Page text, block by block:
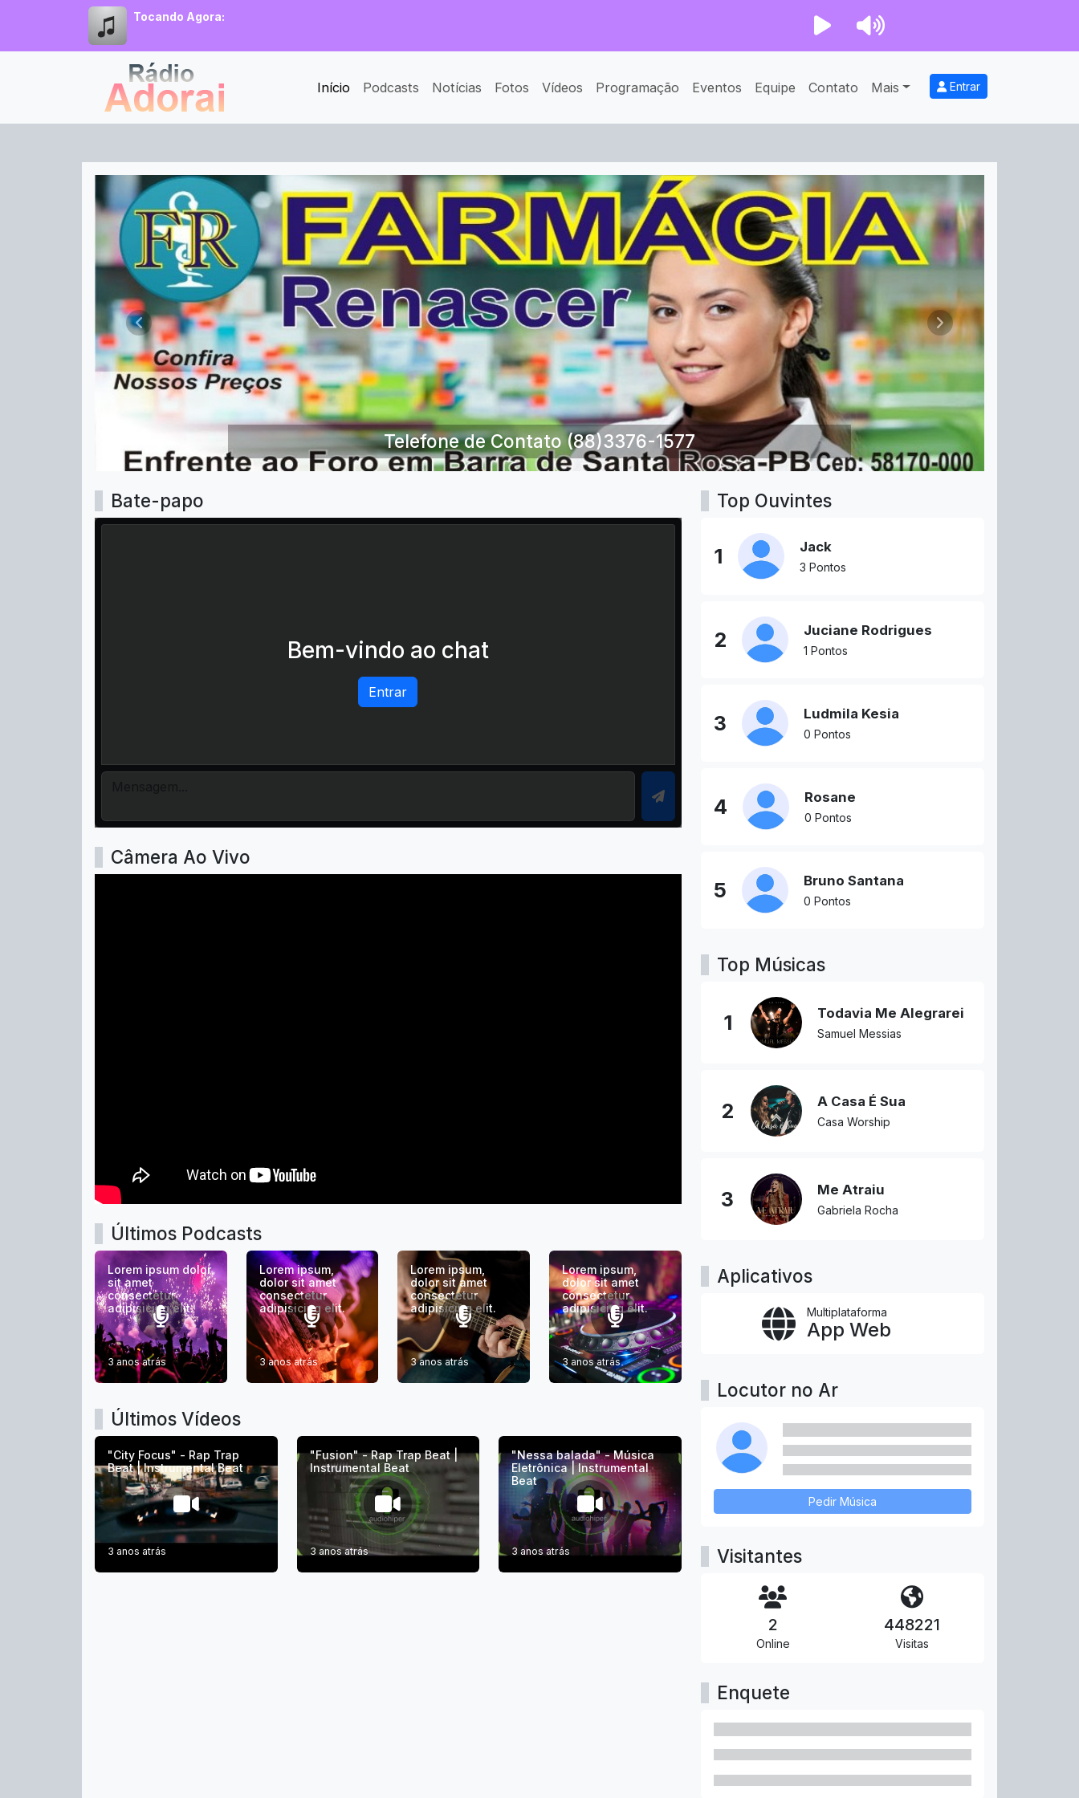
Tocando Agora:
Início Podcasts Notícias Fotos Vídeos Programação Eventos Equipe Contato Mais Entrar
Rádio Adorai
Telefone de Contato (88)3376-1577
Anterior Próximo
Bate-papo
Bem-vindo ao chat
Entrar
Câmera Ao Vivo
Últimos Podcasts
Lorem ipsum dolor
sit amet
consectetur
adipisicing elit.
3 anos atrás
Lorem ipsum,
dolor sit amet
consectetur
adipisicing elit.
3 anos atrás
Lorem ipsum,
dolor sit amet
consectetur
adipisicing elit.
3 anos atrás
Lorem ipsum,
dolor sit amet
consectetur
adipisicing elit.
3 anos atrás
Últimos Vídeos
"City Focus" - Rap Trap
Beat | Instrumental Beat
3 anos atrás
"Fusion" - Rap Trap Beat |
Instrumental Beat
3 anos atrás
"Nessa balada" - Música
Eletrônica | Instrumental
Beat
3 anos atrás
Top Ouvintes
1 Jack
3 Pontos
2 Juciane Rodrigues
1 Pontos
3 Ludmila Kesia
0 Pontos
4 Rosane
0 Pontos
5 Bruno Santana
0 Pontos
Top Músicas
1 Todavia Me Alegrarei
Samuel Messias
2 A Casa É Sua
Casa Worship
3 Me Atraiu
Gabriela Rocha
Aplicativos
Multiplataforma
App Web
Locutor no Ar
Pedir Música
Visitantes
2
Online
448221
Visitas
Enquete